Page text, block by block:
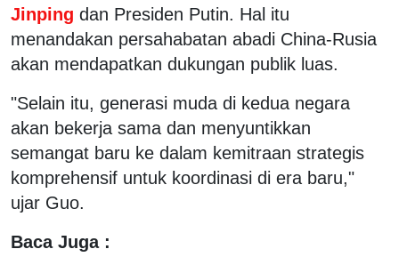
Jinping dan Presiden Putin. Hal itu
menandakan persahabatan abadi China-Rusia
akan mendapatkan dukungan publik luas.
"Selain itu, generasi muda di kedua negara
akan bekerja sama dan menyuntikkan
semangat baru ke dalam kemitraan strategis
komprehensif untuk koordinasi di era baru,"
ujar Guo.
Baca Juga :